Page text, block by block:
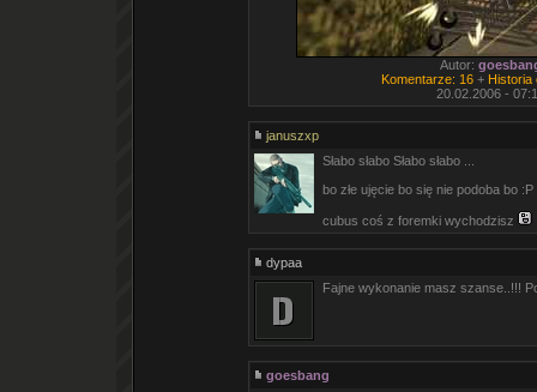
Autor:
Komentarze: 16 + Historia
20.02.2006 -
januszxp
Słabo słabo Słabo słabo ...
bo złe ujęcie bo się nie podoba bo :P
cubus coś z foremki wychodzisz
dypaa
Fajne wykonanie masz szanse..!!!
goesbang